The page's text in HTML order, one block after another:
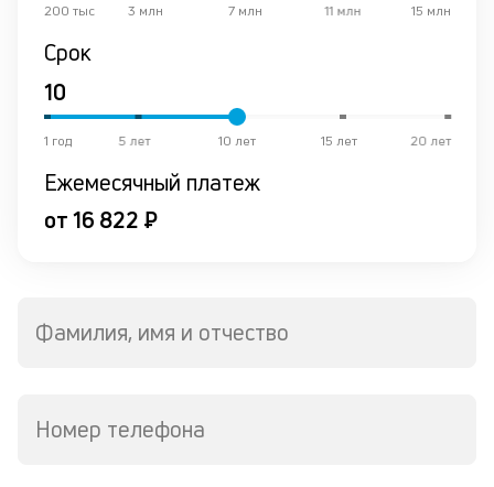
15 млн
11 млн
7 млн
3 млн
200 тыс
Срок
20 лет
15 лет
10 лет
5 лет
1 год
Ежемесячный платеж
от 16 822 ₽
Фамилия, имя и отчество
Номер телефона